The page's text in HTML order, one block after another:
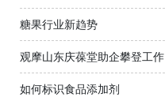
糖果行业新趋势
观摩山东庆葆堂助企攀登工作
如何标识食品添加剂